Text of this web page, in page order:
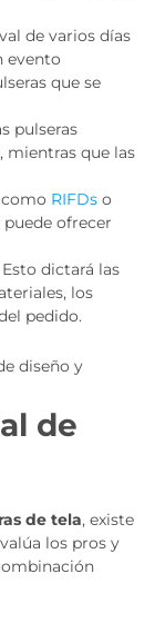
de varios días
evento
que se
pulseras
mientras que las
RIFDs o
ofrecer
dictará las
los
pedido.
diseño y
de
de tela, existe
los pros y